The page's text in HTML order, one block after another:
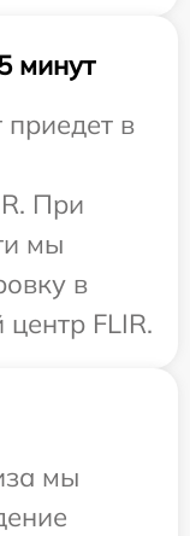
минут
приедет в
При
мы
в
FLIR.
мы